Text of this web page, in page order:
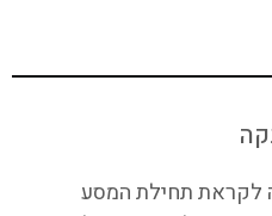
לקראת תחילת המסע